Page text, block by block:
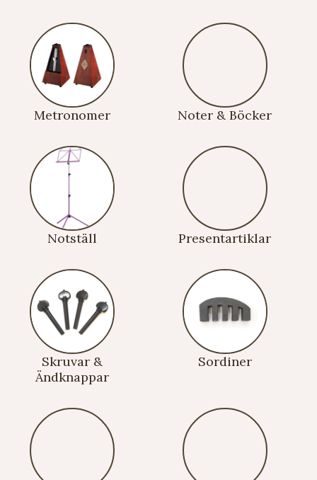
Metronomer Noter & Böcker
Notställ Presentartiklar
Skruvar &
Ändknappar
Sordiner